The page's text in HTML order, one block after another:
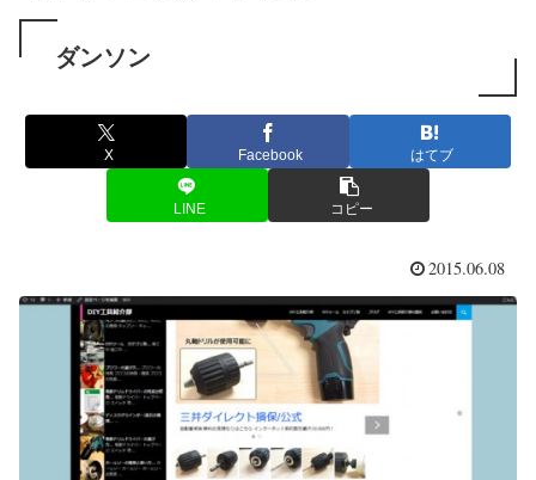
ダンソン
X Facebook はてブ
LINE コピー
2015.06.08